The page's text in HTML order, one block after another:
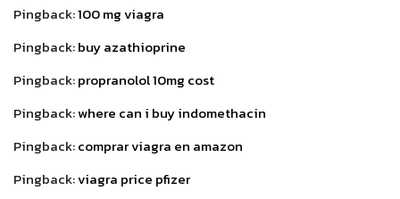
Pingback:100 mg viagra
Pingback:buy azathioprine
Pingback:propranolol 10mg cost
Pingback:where can i buy indomethacin
Pingback:comprar viagra en amazon
Pingback:viagra price pfizer